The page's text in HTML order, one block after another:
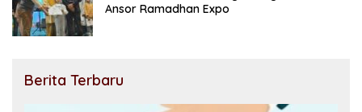
Ansor Ramadhan Expo
Berita Terbaru